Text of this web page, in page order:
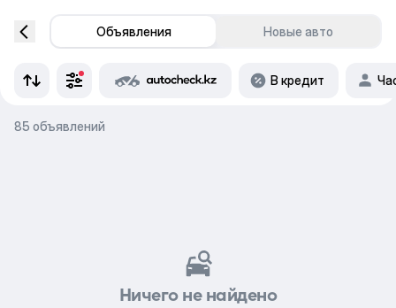
Объявления Новые авто
В кредит
85 объявлений
Ничего не найдено